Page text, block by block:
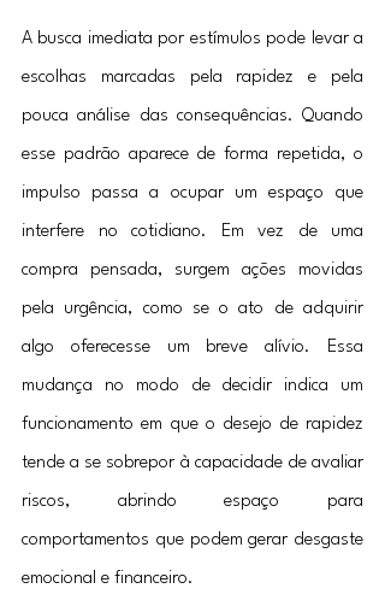
A busca imediata por estímulos pode levar a
escolhas marcadas pela rapidez e pela
pouca análise das consequências. Quando
esse padrão aparece de forma repetida, o
impulso passa a ocupar um espaço que
interfere no cotidiano. Em vez de uma
compra pensada, surgem ações movidas
pela urgência, como se o ato de adquirir
algo oferecesse um breve alívio. Essa
mudança no modo de decidir indica um
funcionamento em que o desejo de rapidez
tende a se sobrepor à capacidade de avaliar
riscos, abrindo espaço para
comportamentos que podem gerar desgaste
emocional e financeiro.